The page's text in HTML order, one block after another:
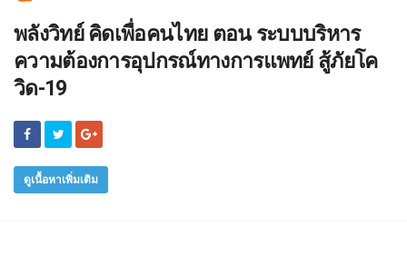
พลังวิทย์ คิดเพื่อคนไทย ตอน ระบบบริหาร
ความต้องการอุปกรณ์ทางการแพทย์ สู้ภัยโค
วิด-19
ดูเนื้อหาเพิ่มเติม